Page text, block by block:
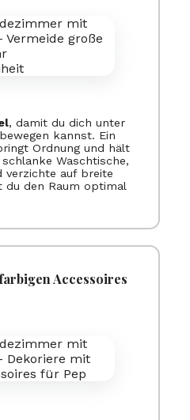
, damit du dich unter
kannst. Ein
Ordnung und hält
Waschtische,
verzichte auf breite
du den Raum optimal
Accessoires